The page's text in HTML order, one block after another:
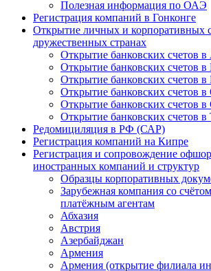
Полезная информация по ОАЭ
Регистрация компаний в Гонконге
Открытие личных и корпоративных
дружественных странах
Открытие банковских счетов
Открытие банковских счетов в
Открытие банковских счетов
Открытие банковских счетов
Открытие банковских счетов в
Открытие банковских счетов в
Редомициляция в РФ (САР)
Регистрация компаний на Кипре
Регистрация и сопровождение
иностранных компаний и структур
Образцы корпоративных
Зарубежная компания со
платёжным агентам
Абхазия
Австрия
Азербайджан
Армения
Армения (открытие филиала